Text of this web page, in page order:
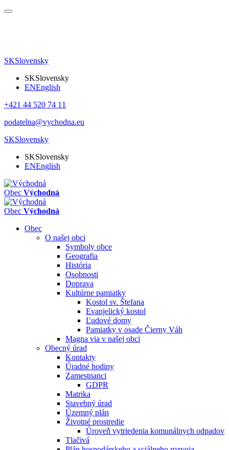
SKSlovensky
SKSlovensky
ENEnglish
+421 44 520 74 11
podatelna@vychodna.eu
SKSlovensky
SKSlovensky
ENEnglish
Obec Východná
Obec Východná
Obec
O našej obci
Symboly obce
Geografia
História
Osobnosti
Doprava
Kultúrne pamiatky
Kostol sv. Štefana
Evanjelický kostol
Ľudové domy
Pamiatky v osade Čierny Váh
Magna via v našej obci
Obecný úrad
Kontakty
Úradné hodiny
Zamestnanci
GDPR
Matrika
Stavebný úrad
Územný plán
Životné prostredie
Úroveň vytriedenia komunálnych odpadov
Tlačivá